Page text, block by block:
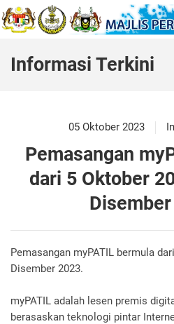
Informasi Terkini
05 Oktober 2023
Pemasangan
dari 5 Oktober
Pemasangan myPATIL bermula
Disember 2023.
myPATIL adalah lesen premis
berasaskan teknologi pintar